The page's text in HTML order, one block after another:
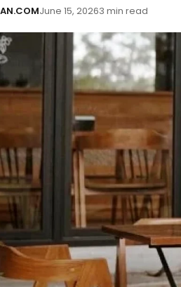
June 15, 20263 min read